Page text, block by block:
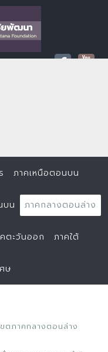
ภาคเหนือตอนบน
บน ภาคกลางตอนล่าง
ตะวันออก ภาคใต้
ษ
ขตภาคกลางตอนล่าง